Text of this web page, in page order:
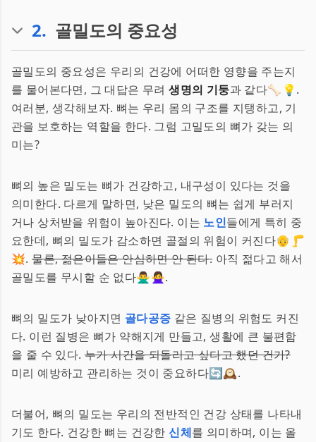
2. 골밀도의 중요성
골밀도의 중요성은 우리의 건강에 어떠한 영향을 주는지
를 물어본다면, 그 대답은 무려생명의 기둥과 같다🦴💡.
여러분, 생각해보자. 뼈는 우리 몸의 구조를 지탱하고, 기
관을 보호하는 역할을 한다. 그럼 고밀도의 뼈가 갖는 의
미는?
뼈의 높은 밀도는 뼈가 건강하고, 내구성이 있다는 것을
의미한다. 다르게 말하면, 낮은 밀도의 뼈는 쉽게 부러지
거나 상처받을 위험이 높아진다. 이는 노인들에게 특히 중
요한데, 뼈의 밀도가 감소하면 골절의 위험이 커진다👴🦵
💥.물론, 젊은이들은 안심하면 안 된다.아직 젊다고 해서
골밀도를 무시할 순 없다🙅‍♂️🙅‍♀️.
뼈의 밀도가 낮아지면 골다공증 같은 질병의 위험도 커진
다. 이런 질병은 뼈가 약해지게 만들고, 생활에 큰 불편함
을 줄 수 있다. 누가 시간을 되돌리고 싶다고 했던 건가?
미리 예방하고 관리하는 것이 중요하다🔄🕰.
더불어, 뼈의 밀도는 우리의 전반적인 건강 상태를 나타내
기도 한다. 건강한 뼈는 건강한신체를 의미하며, 이는 올